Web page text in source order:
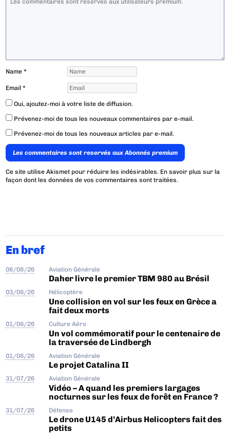
Name*
Email*
Oui, ajoutez-moi à votre liste de diffusion.
Prévenez-moi de tous les nouveaux commentaires par e-mail.
Prévenez-moi de tous les nouveaux articles par e-mail.
Les commentaires sont reservés aux Abonnés premium
Ce site utilise Akismet pour réduire les indésirables. En savoir plus sur la
façon dont les données de vos commentaires sont traitées.
En bref
06/08/26 Aviation Générale
Daher livre le premier TBM 980 au Brésil
03/08/26 Hélicoptère
Une collision en vol sur les feux en Grèce a
fait deux morts
01/08/26 Culture Aéro
Un vol commémoratif pour le centenaire de
la traversée de Lindbergh
01/08/26 Aviation Générale
Le projet Catalina II
31/07/26 Aviation Générale
Vidéo – A quand les premiers largages
nocturnes sur les feux de forêt en France ?
31/07/26 Défense
Le drone U145 d’Airbus Helicopters fait des
petits